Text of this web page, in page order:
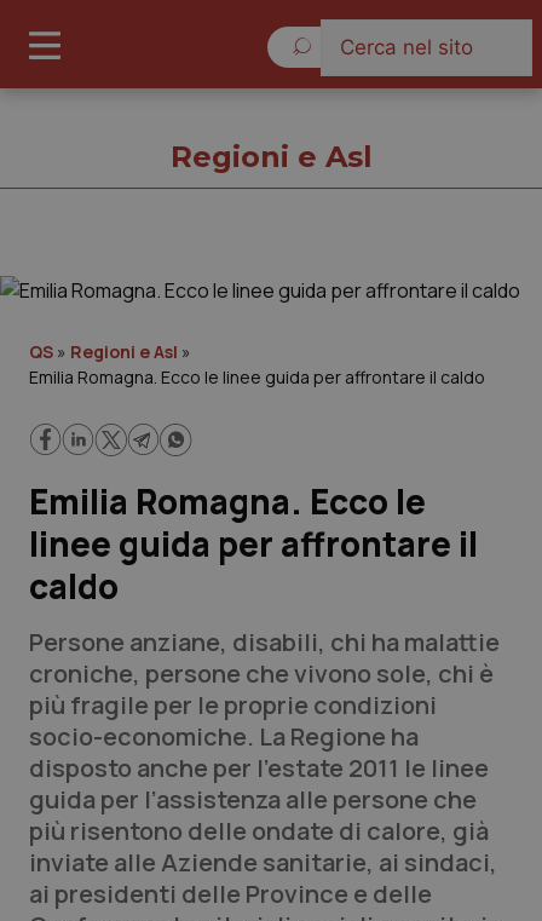
Cronache
Lavoro e Professioni
Scienza e Farmaci
Studi e Analisi
Lettere al direttore
Edizioni Regionali
QS Pro
Professionisti Sanitari.AI
Regioni e Asl
QS » Regioni e Asl »
Emilia Romagna. Ecco le linee guida per affrontare il caldo
Emilia Romagna. Ecco le
linee guida per affrontare il
caldo
Persone anziane, disabili, chi ha malattie
croniche, persone che vivono sole, chi è
più fragile per le proprie condizioni
socio-economiche. La Regione ha
disposto anche per l’estate 2011 le linee
guida per l’assistenza alle persone che
più risentono delle ondate di calore, già
inviate alle Aziende sanitarie, ai sindaci,
ai presidenti delle Province e delle